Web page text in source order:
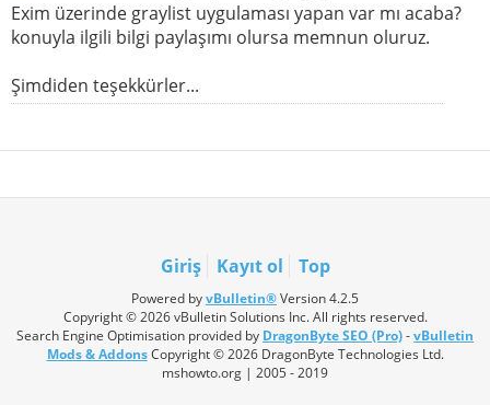
Exim üzerinde graylist uygulaması yapan var mı acaba?
konuyla ilgili bilgi paylaşımı olursa memnun oluruz.
Şimdiden teşekkürler...
Giriş Kayıt ol Top
Powered byvBulletin®Version 4.2.5
Copyright © 2026 vBulletin Solutions Inc. All rights reserved.
Search Engine Optimisation provided by DragonByte SEO (Pro)-vBulletin
Mods & AddonsCopyright © 2026 DragonByte Technologies Ltd.
mshowto.org | 2005 - 2019